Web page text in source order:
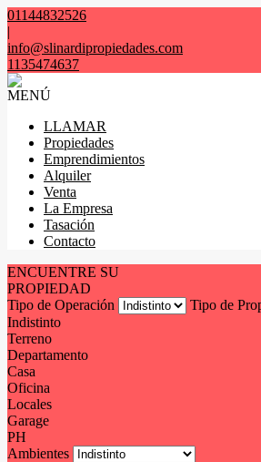
01144832526
|
info@slinardipropiedades.com
1135474637
MENÚ
LLAMAR
Propiedades
Emprendimientos
Alquiler
Venta
La Empresa
Tasación
Contacto
ENCUENTRE SU
PROPIEDAD
Tipo de Operación
Tipo de
Indistinto
Terreno
Departamento
Casa
Oficina
Locales
Garage
PH
Ambientes